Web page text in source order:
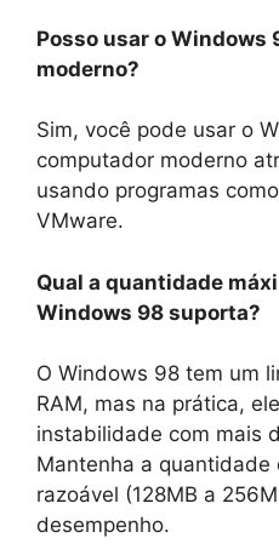
Posso usar o Windows
moderno?
Sim, você pode usar o
computador moderno
usando programas
VMware.
Qual a quantidade
Windows 98 suporta?
O Windows 98 tem um
RAM, mas na prática,
instabilidade com mais
Mantenha a quantidade
razoável (128MB a
desempenho.